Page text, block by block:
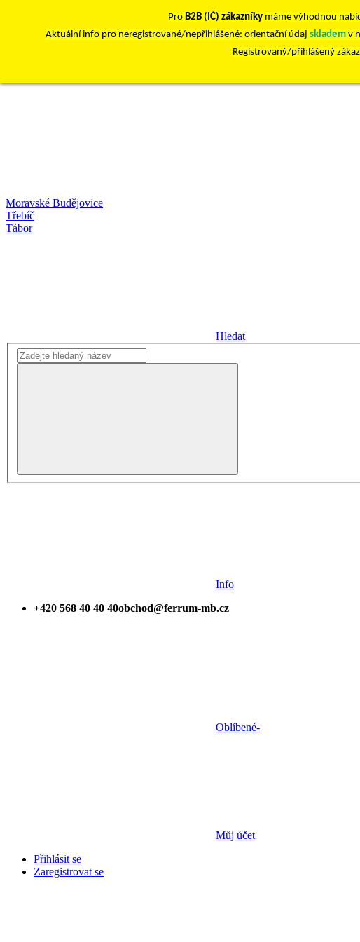
Pro B2B (IČ) zákazníky máme výhodnou
Aktuální info pro neregistrované/nepřihlášené: orientační údaj skladem v
Registrovaný/přihlášený
Moravské Budějovice
Třebíč
Tábor
Hledat
Info
+420 568 40 40 40obchod@ferrum-mb.cz
Oblíbené-
Můj účet
Přihlásit se
Zaregistrovat se